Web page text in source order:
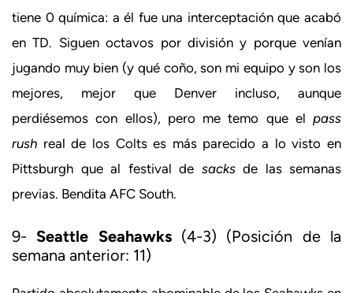
tiene 0 química: a él fue una interceptación que acabó
en TD. Siguen octavos por división y porque venían
jugando muy bien (y qué coño, son mi equipo y son los
mejores, mejor que Denver incluso, aunque
perdiésemos con ellos), pero me temo que el pass
rush real de los Colts es más parecido a lo visto en
Pittsburgh que al festival de sacksde las semanas
previas. Bendita AFC South.
9- Seattle Seahawks(4-3) (Posición de la
semana anterior: 11)